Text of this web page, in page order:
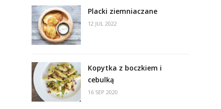
Placki ziemniaczane
12 JUL 2022
Kopytka z boczkiem i
cebulką
16 SEP 2020